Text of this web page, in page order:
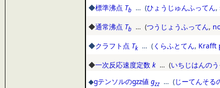
◆標準沸点 Tb … (ひょうじゅんふってん,
◆通常沸点 Tb … (つうじょうふってん,
◆クラフト点 Tk … (くらふとてん, Krafft
◆一次反応速度定数 k … (いちじはんの
◆gテンソルのgzz値 gzz … (じーてんそる